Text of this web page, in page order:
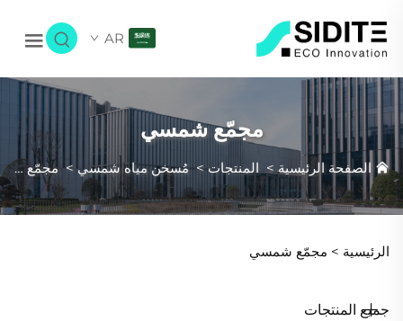
AR
مجمّع شمسي
الصفحة الرئيسية> المنتجات>مُسخن مياه شمسي> مجمّع شمسي
الرئيسية > مجمّع شمسي
جميع المنتجات